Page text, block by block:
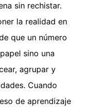
sin rechistar.
la realidad en
que un número
sino una
agrupar y
Cuando
de aprendizaje